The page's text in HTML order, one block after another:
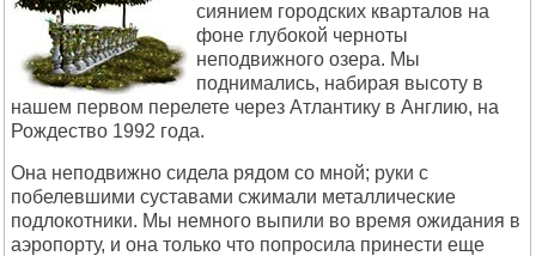
сиянием городских кварталов на
фоне глубокой черноты
неподвижного озера. Мы
поднимались, набирая высоту в
нашем первом перелете через Атлантику в Англию, на
Рождество 1992 года.
Она неподвижно сидела рядом со мной; руки с
побелевшими суставами сжимали металлические
подлокотники. Мы немного выпили во время ожидания в
аэропорту, и она только что попросила принести еще